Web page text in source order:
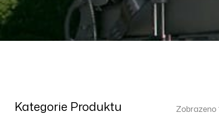
Zobrazeno
Kategorie Produktu